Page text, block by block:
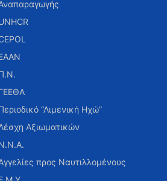
“Λιμενική Ηχώ”
Αξιωματικών
προς Ναυτιλλομένους